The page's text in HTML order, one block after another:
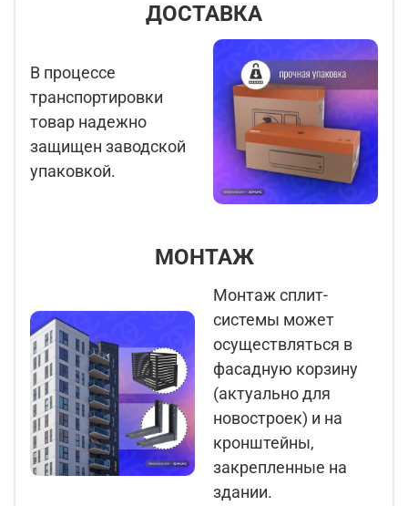
ДОСТАВКА
В процессе
транспортировки
товар надежно
защищен заводской
упаковкой.
МОНТАЖ
Монтаж сплит-
системы может
осуществляться в
фасадную корзину
(актуально для
новостроек) и на
кронштейны,
закрепленные на
здании.